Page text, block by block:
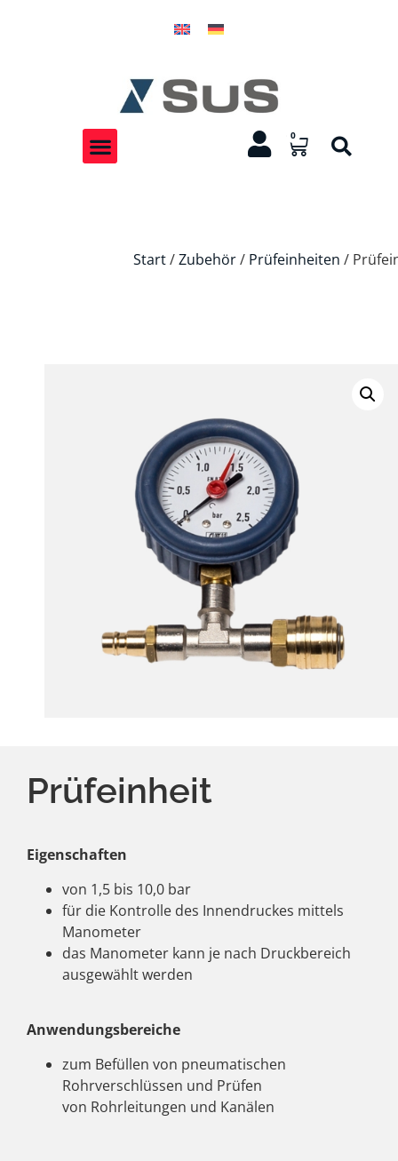
0
Start/Zubehör/ Prüfeinheiten /
Prüfeinheit
Eigenschaften
von 1,5 bis 10,0 bar
für die Kontrolle des Innendruckes mittels
Manometer
das Manometer kann je nach Druckbereich
ausgewählt werden
Anwendungsbereiche
zum Befüllen von pneumatischen
Rohrverschlüssen und Prüfen
von Rohrleitungen und Kanälen